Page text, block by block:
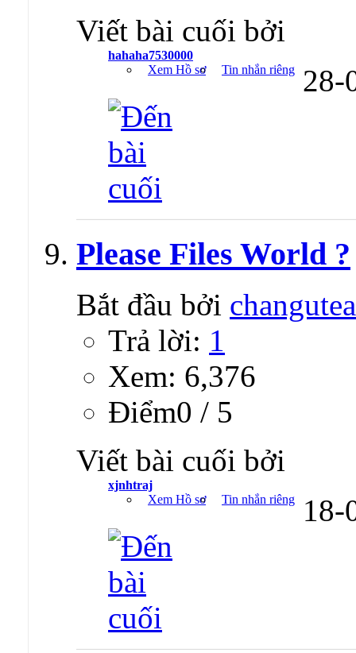
Viết bài cuối bởi
hahaha7530000
Xem Hồ sơ
Tin nhắn riêng 28-
Please Files World ?
Bắt đầu bởi
Trả lời: 1
Xem: 6,376
Ðiểm0 / 5
Viết bài cuối bởi
xjnhtraj
Xem Hồ sơ
Tin nhắn riêng